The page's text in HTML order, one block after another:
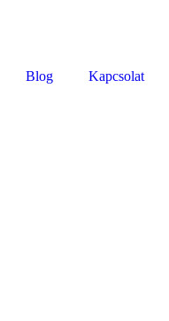
Blog Kapcsolat